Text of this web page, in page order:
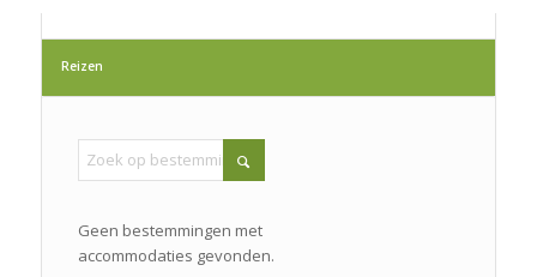
Reizen
Geen bestemmingen met
accommodaties gevonden.